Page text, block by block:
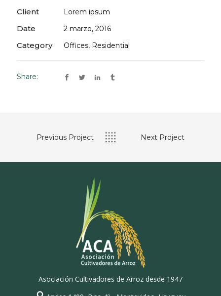
Client Lorem ipsum
Date 2 marzo, 2016
Category Offices, Residential
Share:
Previous Project Next Project
Asociación Cultivadores de Arroz desde 1947